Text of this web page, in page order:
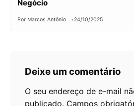
Negócio
Por Marcos Antônio 24/10/2025
Deixe um comentário
O seu endereço de e-mail
publicado. Campos